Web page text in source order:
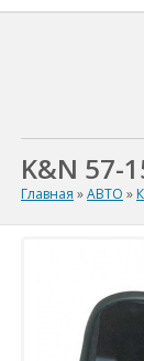
K&N 57-
Главная »АВТО »